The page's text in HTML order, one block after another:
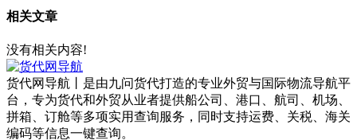
相关文章
没有相关内容!
货代网导航丨是由九问货代打造的专业外贸与国际物流导航平
台，专为货代和外贸从业者提供船公司、港口、航司、机场、
拼箱、订舱等多项实用查询服务，同时支持运费、关税、海关
编码等信息一键查询。